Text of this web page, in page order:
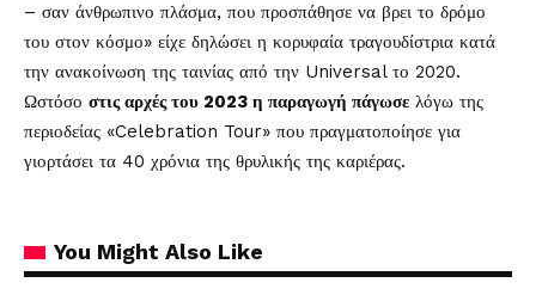
– σαν άνθρωπινο πλάσμα, που προσπάθησε να βρει το δρόμο
του στον κόσμο» είχε δηλώσει η κορυφαία τραγουδίστρια κατά
την ανακοίνωση της ταινίας από την Universal το 2020.
Ωστόσο στις αρχές του 2023 η παραγωγή πάγωσε λόγω της
περιοδείας «Celebration Tour» που πραγματοποίησε για
γιορτάσει τα 40 χρόνια της θρυλικής της καριέρας.
You Might Also Like